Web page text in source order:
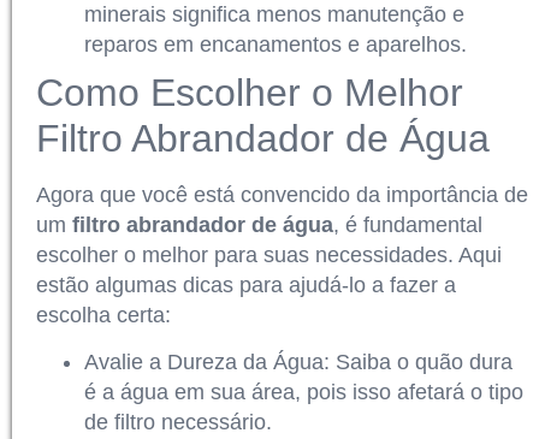
minerais significa menos manutenção e
reparos em encanamentos e aparelhos.
Como Escolher o Melhor
Filtro Abrandador de Água
Agora que você está convencido da importância de
um filtro abrandador de água, é fundamental
escolher o melhor para suas necessidades. Aqui
estão algumas dicas para ajudá-lo a fazer a
escolha certa:
Avalie a Dureza da Água: Saiba o quão dura
é a água em sua área, pois isso afetará o tipo
de filtro necessário.